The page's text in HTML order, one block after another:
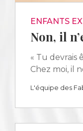
ENFANTS
Non, il
« Tu devrais
Chez moi, il
L'équipe des